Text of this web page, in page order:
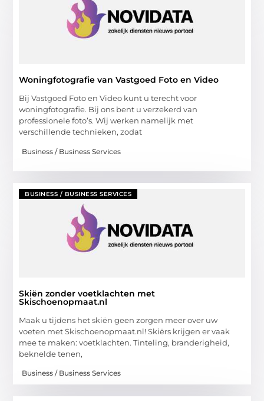
Woningfotografie van Vastgoed Foto en Video
Bij Vastgoed Foto en Video kunt u terecht voor
woningfotografie. Bij ons bent u verzekerd van
professionele foto’s. Wij werken namelijk met
verschillende technieken, zodat
Business / Business Services
BUSINESS / BUSINESS SERVICES
Skiën zonder voetklachten met
Skischoenopmaat.nl
Maak u tijdens het skiën geen zorgen meer over uw
voeten met Skischoenopmaat.nl! Skiërs krijgen er vaak
mee te maken: voetklachten. Tinteling, branderigheid,
beknelde tenen,
Business / Business Services